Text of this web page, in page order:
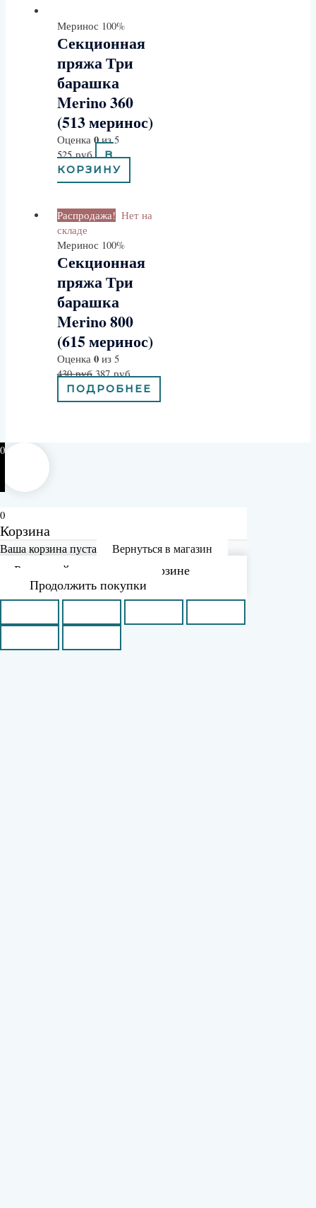
Меринос 100%
Секционная
пряжа Три
барашка
Merino 360
(513 меринос)
Оценка 0из 5
525руб
В
КОРЗИНУ
Распродажа! Нет на
складе
Меринос 100%
Секционная
пряжа Три
барашка
Merino 800
(615 меринос)
Оценка 0из 5
430руб 387руб
ПОДРОБНЕЕ
0
0
Корзина
Ваша корзина пуста Вернуться в магазин
Рассчитайте доставку в корзине
Продолжить покупки